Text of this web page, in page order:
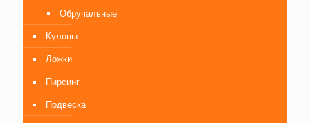
Обручальные
Кулоны
Ложки
Пирсинг
Подвеска